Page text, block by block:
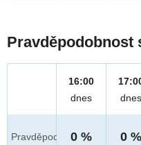
Pravděpodobnost
Pravděpod.
16:00
dnes
0 %
dnes
0 %